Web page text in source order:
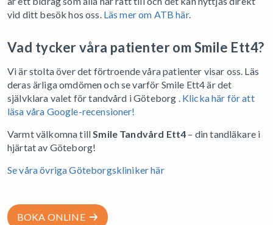
vid ditt besök hos oss. Läs mer om ATB här.
Vad tycker våra patienter om Smile Ett4?
Vi är stolta över det förtroende våra patienter visar oss. Läs
deras ärliga omdömen och se varför Smile Ett4 är det
självklara valet för tandvård i Göteborg . Klicka här för att
läsa våra Google-recensioner!
Varmt välkomna tillSmile Tandvård Ett4 – din tandläkare i
hjärtat av Göteborg!
Se våra övriga Göteborgskliniker här
BOKA ONLINE